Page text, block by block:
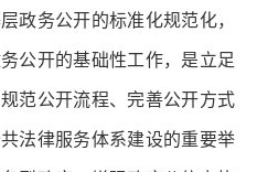
政务公开的标准化规范化，
公开的基础性工作，是立足
范公开流程、完善公开方式
法律服务体系建设的重要举